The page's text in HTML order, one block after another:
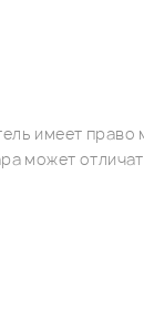
имеет право
может